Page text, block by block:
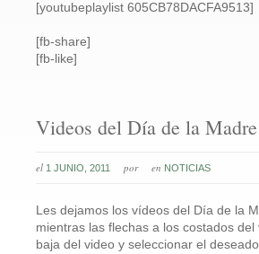
[youtubeplaylist 605CB78DACFA9513]
[fb-share]
[fb-like]
Videos del Día de la
el 1 JUNIO, 2011 por en NOTICIAS
Les dejamos los vídeos del Día de la
mientras las flechas a los costados
baja del video y seleccionar el